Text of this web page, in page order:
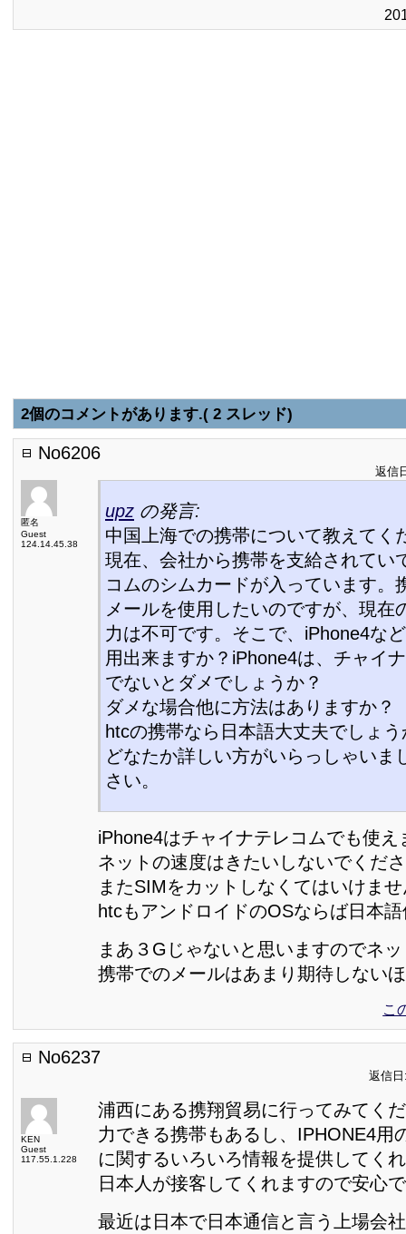
2個のコメントがあります.( 2 スレッド)
No6206
返信
匿名
Guest
124.14.45.38
upz の発言:
中国上海での携帯について教えてく
現在、会社から携帯を支給されてい
コムのシムカードが入っています。
メールを使用したいのですが、現在
力は不可です。そこで、iPhone4な
用出来ますか？iPhone4は、チャイ
でないとダメでしょうか？
ダメな場合他に方法はありますか？
htcの携帯なら日本語大丈夫でしょう
どなたか詳しい方がいらっしゃいま
さい。
iPhone4はチャイナテレコムでも使え
ネットの速度はきたいしないでくだ
またSIMをカットしなくてはいけま
htcもアンドロイドのOSならば日本
まあ３Gじゃないと思いますのでネ
携帯でのメールはあまり期待しない
こ
No6237
返信
KEN
Guest
117.55.1.228
浦西にある携翔貿易に行ってみてく
力できる携帯もあるし、IPHONE4用
に関するいろいろ情報を提供してく
日本人が接客してくれますので安心
最近は日本で日本通信と言う上場会